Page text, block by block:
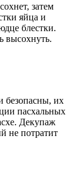
затем
яйца и
блестки.
высохнуть.
безопасны, их
пасхальных
Декупаж
не потратит